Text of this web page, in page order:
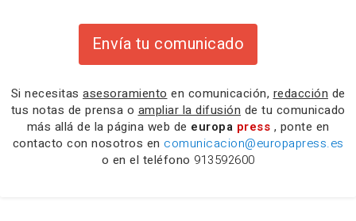
Envía tu comunicado
Si necesitas asesoramiento en comunicación, redacción de
tus notas de prensa o ampliar la difusión de tu comunicado
más allá de la página web de europa press , ponte en
contacto con nosotros en comunicacion@europapress.es
o en el teléfono 913592600